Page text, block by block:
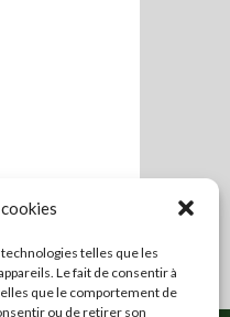
telles que les
Le fait de consentir à
que le comportement de
ou de retirer son